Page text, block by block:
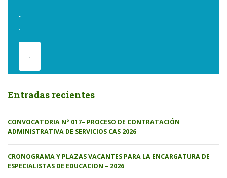
.
.
.
Entradas recientes
CONVOCATORIA N° 017– PROCESO DE CONTRATACIÓN
ADMINISTRATIVA DE SERVICIOS CAS 2026
CRONOGRAMA Y PLAZAS VACANTES PARA LA ENCARGATURA DE
ESPECIALISTAS DE EDUCACION – 2026